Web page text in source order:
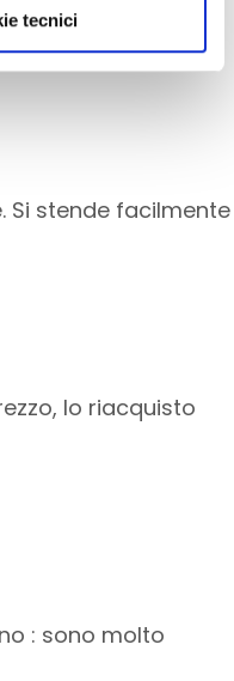
cookie
tecnici
Si stende facilmente
lo riacquisto
: sono molto